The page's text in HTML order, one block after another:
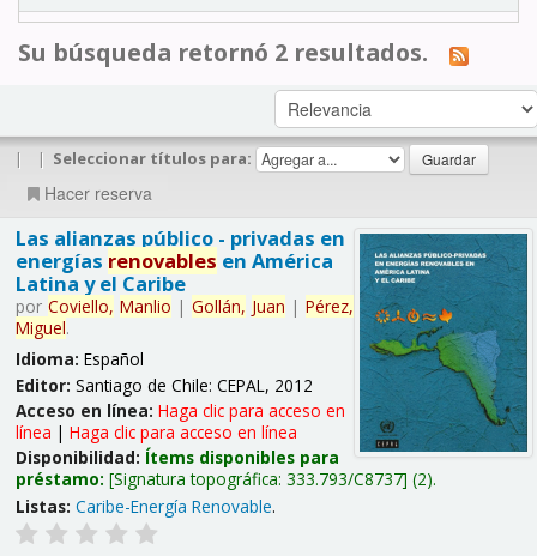
Su búsqueda retornó 2 resultados.
| | Seleccionar títulos para:
Hacer reserva
Las alianzas público - privadas en
energías renovables en América
Latina y el Caribe
por Coviello, Manlio | Gollán, Juan | Pérez,
Miguel.
Idioma: Español
Editor: Santiago de Chile: CEPAL, 2012
Acceso en línea: Haga clic para acceso en
línea | Haga clic para acceso en línea
Disponibilidad: Ítems disponibles para
préstamo: Signatura topográfica: 333.793/C8737 (2).
Listas: Caribe-Energía Renovable.